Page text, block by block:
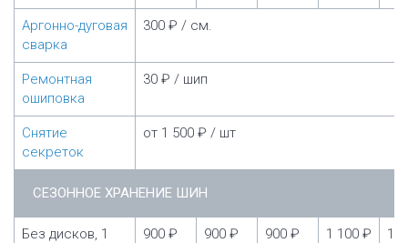
Аргонно-дуговая
сварка
300 ₽ / см.
Ремонтная
ошиповка
30 ₽ / шип
Снятие
секреток
от 1 500 ₽ / шт
СЕЗОННОЕ ХРАНЕНИЕ ШИН
Без дисков, 1
900 ₽ 900 ₽ 900 ₽ 1 100 ₽ 1